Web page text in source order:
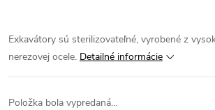
Exkavátory sú sterilizovateľné, vyrobené z
nerezovej ocele. Detailné informácie
Položka bola vypredaná…